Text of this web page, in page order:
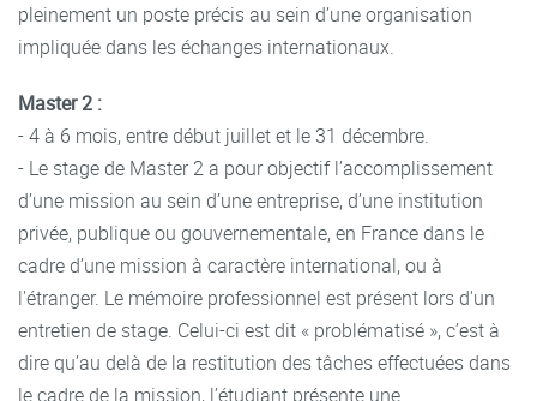
pleinement un poste précis au sein d’une organisation
impliquée dans les échanges internationaux.
Master 2 :
- 4 à 6 mois, entre début juillet et le 31 décembre.
- Le stage de Master 2 a pour objectif l’accomplissement
d’une mission au sein d’une entreprise, d’une institution
privée, publique ou gouvernementale, en France dans le
cadre d’une mission à caractère international, ou à
l'étranger. Le mémoire professionnel est présent lors d'un
entretien de stage. Celui-ci est dit « problématisé », c’est à
dire qu’au delà de la restitution des tâches effectuées dans
le cadre de la mission, l’étudiant présente une